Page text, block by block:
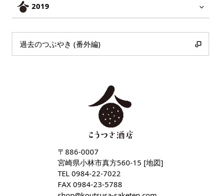
2019
過去のつぶやき (番外編)
〒886-0007
宮崎県小林市真方560-15 [地図]
TEL 0984-22-7022
FAX 0984-23-5788